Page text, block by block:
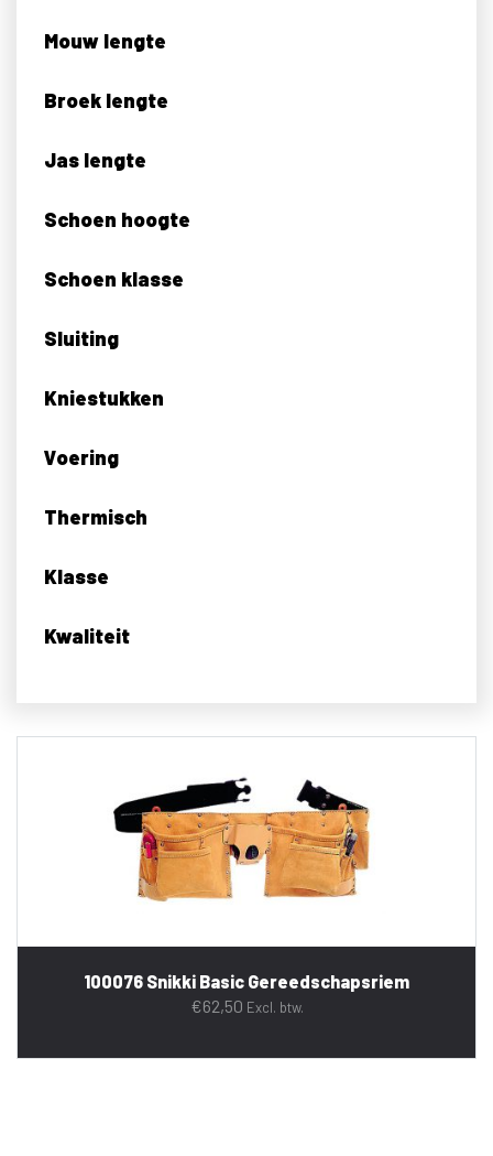
Mouw lengte
Broek lengte
Jas lengte
Schoen hoogte
Schoen klasse
Sluiting
Kniestukken
Voering
Thermisch
Klasse
Kwaliteit
100076 Snikki Basic Gereedschapsriem
€62,50 Excl. btw.